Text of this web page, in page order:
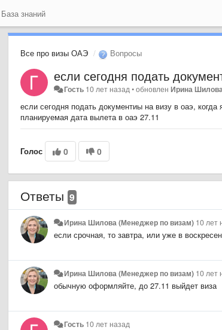
знаний
Все про визы ОАЭ Вопросы
если сегодня подать
Гость 10 лет назад •обновлен Ирина
если сегодня подать документиы на визу в оаэ, когда
планируемая дата вылета в оаэ 27.11
Голос 0 0
Ответы 9
Ирина Шилова (Менеджер по визам) 10 лет
если срочная, то завтра, или уже в
Ирина Шилова (Менеджер по визам) 10 лет
обычную оформляйте, до 27.11 выйдет виза
Гость 10 лет назад